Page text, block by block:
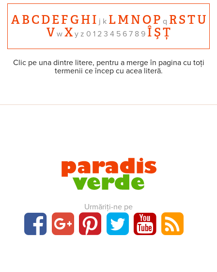
ABCDEFGHI j k LMNOP q RSTU
V w X y z 0 1 2 3 4 5 6 7 8 9 ÎŞȚ
Clic pe una dintre litere, pentru a merge în pagina cu toți
termenii ce încep cu acea literă.
Urmăriți-ne pe